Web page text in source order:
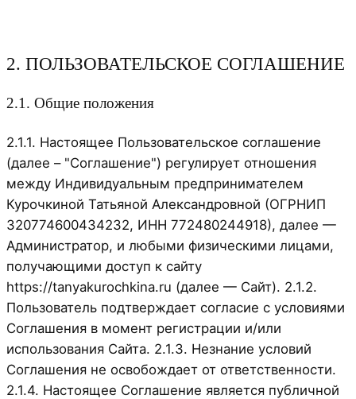
2. ПОЛЬЗОВАТЕЛЬСКОЕ СОГЛАШЕНИЕ
2.1. Общие положения
2.1.1. Настоящее Пользовательское соглашение
(далее – "Соглашение") регулирует отношения
между Индивидуальным предпринимателем
Курочкиной Татьяной Александровной (ОГРНИП
320774600434232, ИНН 772480244918), далее —
Администратор, и любыми физическими лицами,
получающими доступ к сайту
https://tanyakurochkina.ru (далее — Сайт). 2.1.2.
Пользователь подтверждает согласие с условиями
Соглашения в момент регистрации и/или
использования Сайта. 2.1.3. Незнание условий
Соглашения не освобождает от ответственности.
2.1.4. Настоящее Соглашение является публичной